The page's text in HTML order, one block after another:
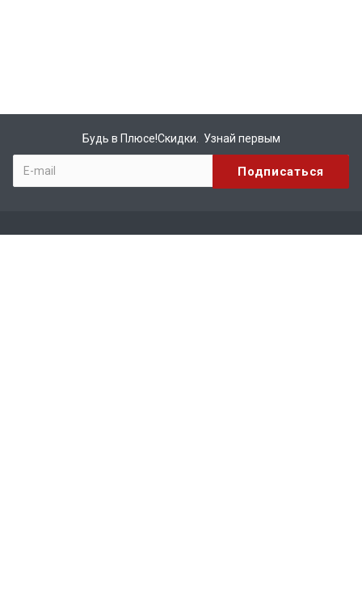
Будь в Плюсе!Скидки. Узнай первым